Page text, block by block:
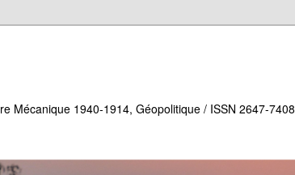
Mécanique 1940-1914, Géopolitique / ISSN 2647-7408